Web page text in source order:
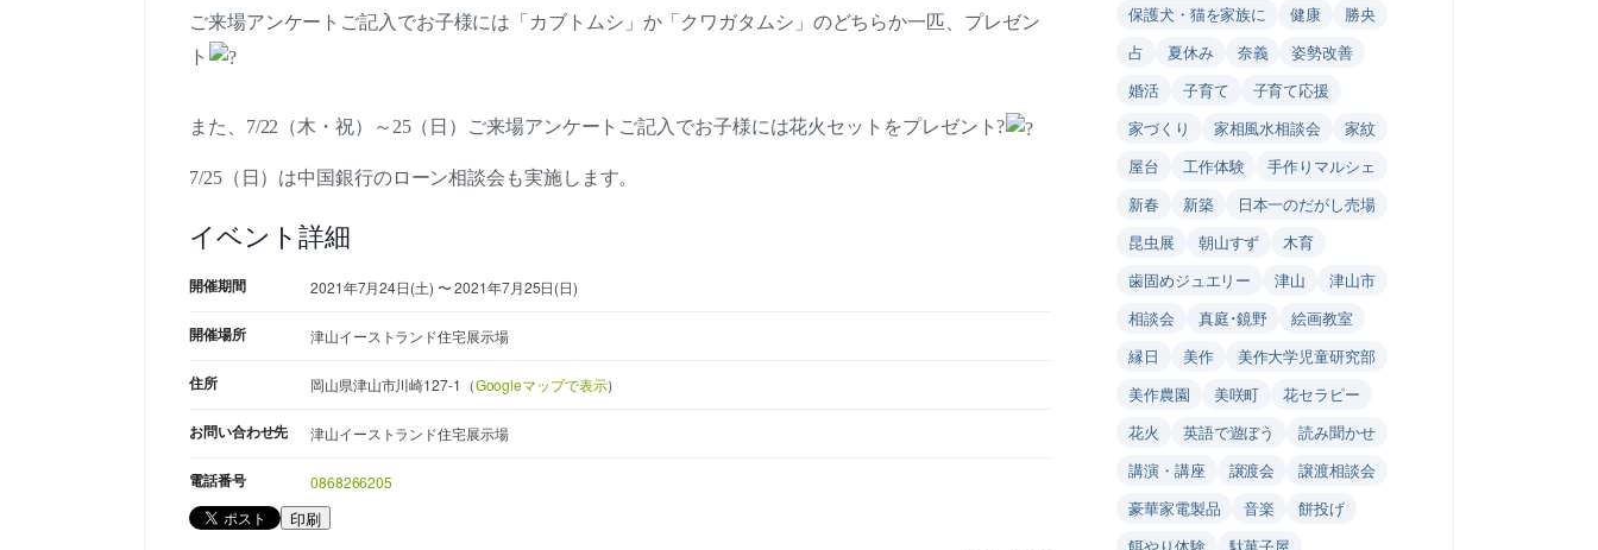
ご来場アンケートご記入でお子様には「カブトムシ」か「クワガタムシ」のどちらか一匹、プレゼン
ト
また、7/22（木・祝）～25（日）ご来場アンケートご記入でお子様には花火セットをプレゼント?
7/25（日）は中国銀行のローン相談会も実施します。
イベント詳細
開催期間 2021年7月24日(土) 〜 2021年7月25日(日)
開催場所 津山イーストランド住宅展示場
住所 岡山県津山市川崎127-1（Googleマップで表示）
お問い合わせ先 津山イーストランド住宅展示場
電話番号 0868266205
印刷
保護犬・猫を家族に
健康
勝央
占
夏休み 奈義
姿勢改善
婚活
子育て
子育て応援
家づくり
家相風水相談会
家紋
屋台
工作体験
手作りマルシェ
新春
新築
日本一のだがし売場
昆虫展
朝山すず
木育
歯固めジュエリー
津山
津山市
相談会
真庭･鏡野
絵画教室
縁日
美作
美作大学児童研究部
美作農園
美咲町
花セラピー
花火
英語で遊ぼう
読み聞かせ
講演・講座
譲渡会
譲渡相談会
豪華家電製品
音楽
餅投げ